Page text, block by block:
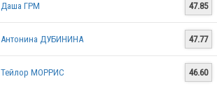
Даша ГРМ 47.85
Антонина ДУБИНИНА 47.77
Тейлор МОРРИС 46.60